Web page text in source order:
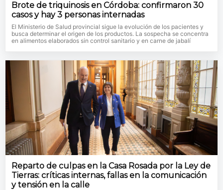
Brote de triquinosis en Córdoba: confirmaron 30
casos y hay 3 personas internadas
El Ministerio de Salud provincial sigue la evolución de los pacientes y
busca determinar el origen de los productos. La sospecha se concentra
en alimentos elaborados sin control sanitario y en carne de jabalí
Reparto de culpas en la Casa Rosada por la Ley de
Tierras: críticas internas, fallas en la comunicación
y tensión en la calle